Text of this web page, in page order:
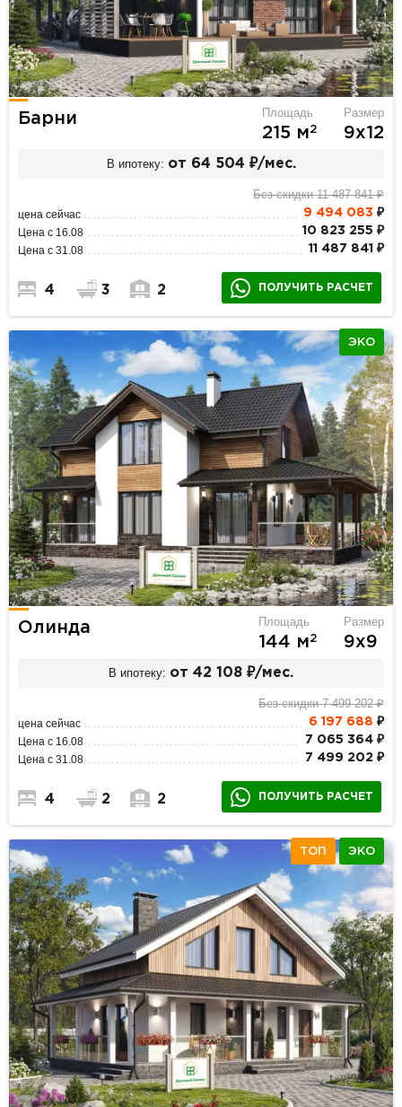
Барни Площадь
215 м2
Размер
9х12
В ипотеку: от 64 504 ₽/мес.
Без скидки 11 487 841 ₽
цена сейчас 9 494 083 ₽
Цена с 16.08 10 823 255 ₽
Цена с 31.08 11 487 841 ₽
4 3 2 ПОЛУЧИТЬ РАСЧЕТ
ЭКО
Олинда Площадь
144 м2
Размер
9х9
В ипотеку: от 42 108 ₽/мес.
Без скидки 7 499 202 ₽
цена сейчас 6 197 688 ₽
Цена с 16.08 7 065 364 ₽
Цена с 31.08 7 499 202 ₽
4 2 2 ПОЛУЧИТЬ РАСЧЕТ
ТОП ЭКО